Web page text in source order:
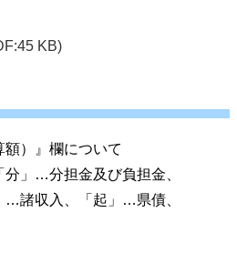
KB)
額）』欄について
」…分担金及び負担金、
…諸収入、「起」…県債、